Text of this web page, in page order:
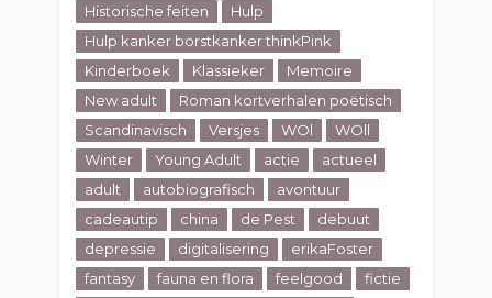
Historische feiten
Hulp
Hulp kanker borstkanker thinkPink
Kinderboek
Klassieker
Memoire
New adult
Roman kortverhalen poëtisch
Scandinavisch
Versjes WOl
WOll
Winter
Young Adult actie
actueel
adult
autobiografisch
avontuur
cadeautip
china de Pest
debuut
depressie
digitalisering
erikaFoster
fantasy
fauna en flora feelgood
fictie